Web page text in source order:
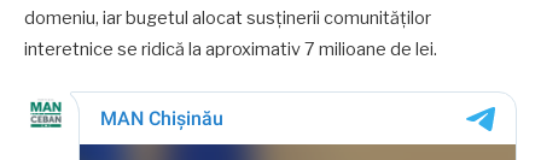
domeniu, iar bugetul alocat susținerii comunităților
interetnice se ridică la aproximativ 7 milioane de lei.